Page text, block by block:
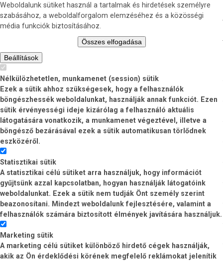
Weboldalunk sütiket használ a tartalmak és hirdetések személyre
szabásához, a weboldalforgalom elemzéséhez és a közösségi
média funkciók biztosításához.
Összes elfogadása
Beállítások
Nélkülözhetetlen, munkamenet (session) sütik
Ezek a sütik ahhoz szükségesek, hogy a felhasználók
böngészhessék weboldalunkat, használják annak funkciót. Ezen
sütik érvényességi ideje kizárólag a felhasználó aktuális
látogatására vonatkozik, a munkamenet végeztével, illetve a
böngésző bezárásával ezek a sütik automatikusan törlődnek
eszközéről.
Statisztikai sütik
A statisztikai célú sütiket arra használjuk, hogy információt
gyűjtsünk azzal kapcsolatban, hogyan használják látogatóink
weboldalunkat. Ezek a sütik nem tudják Önt személy szerint
beazonosítani. Mindezt weboldalunk fejlesztésére, valamint a
felhasználók számára biztosított élmények javítására használjuk.
Marketing sütik
A marketing célú sütiket különböző hirdető cégek használják,
akik az Ön érdeklődési körének megfelelő reklámokat jelenítik